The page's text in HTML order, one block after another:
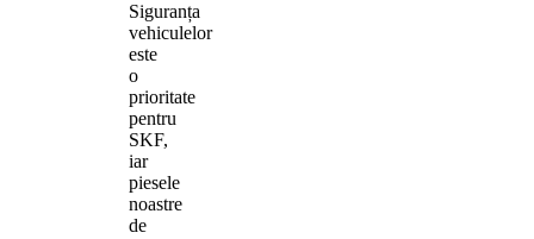
Siguranța
vehiculelor
este
o
prioritate
pentru
SKF,
iar
piesele
noastre
de